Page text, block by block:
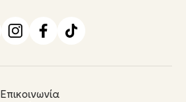
Επικοινωνία